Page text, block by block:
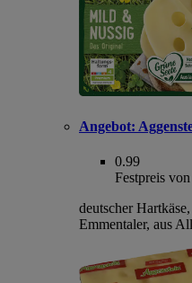
Angebot:
0.99
Festpreis
deutscher
Emmentaler, aus